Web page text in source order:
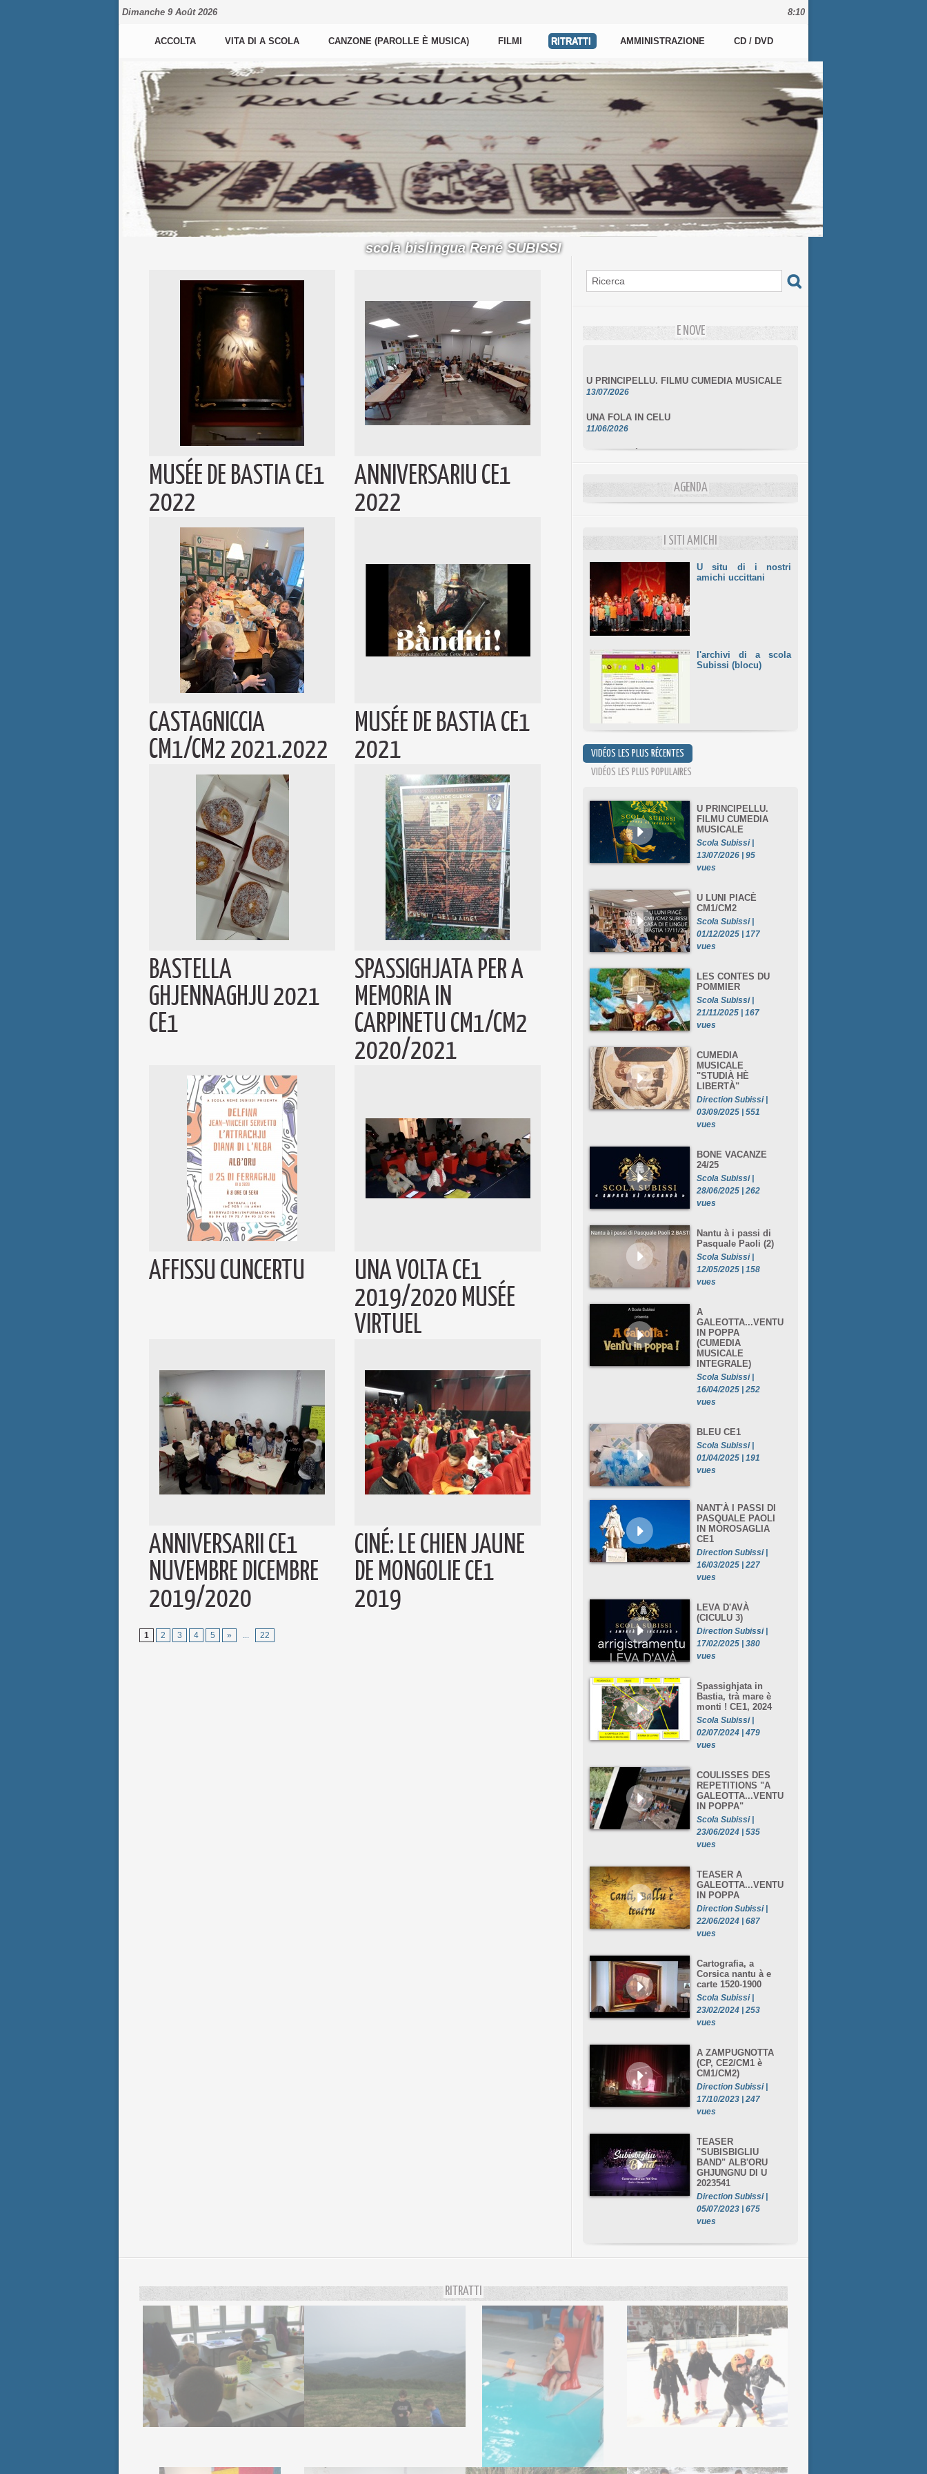
Dimanche 9 Août 2026 8:10
ACCOLTA VITA DI A SCOLA CANZONE (PAROLLE È MUSICA) FILMI RITRATTI AMMINISTRAZIONE CD / DVD
scola bislingua René SUBISSI
MUSÉE DE BASTIA CE1
2022
ANNIVERSARIU CE1
2022
CASTAGNICCIA
CM1/CM2 2021.2022
MUSÉE DE BASTIA CE1
2021
BASTELLA
GHJENNAGHJU 2021
CE1
SPASSIGHJATA PER A
MEMORIA IN
CARPINETU CM1/CM2
2020/2021
AFFISSU CUNCERTU
UNA VOLTA CE1
2019/2020 MUSÉE
VIRTUEL
ANNIVERSARII CE1
NUVEMBRE DICEMBRE
2019/2020
CINÉ: LE CHIEN JAUNE
DE MONGOLIE CE1
2019
1 2 3 4 5 » ... 22
E NOVE
10/06/2026
10/06/2026 AGENDA
I SITI AMICHI
U situ di i nostri
amichi uccittani
l'archivi di a scola
Subissi (blocu)
VIDÉOS LES PLUS RÉCENTES
VIDÉOS LES PLUS POPULAIRES
U PRINCIPELLU.
FILMU CUMEDIA
MUSICALE
Scola Subissi |
13/07/2026 | 95
vues
U LUNI PIACÈ
CM1/CM2
Scola Subissi |
01/12/2025 | 177
vues
LES CONTES DU
POMMIER
Scola Subissi |
21/11/2025 | 167
vues
CUMEDIA
MUSICALE
"STUDIÀ HÈ
LIBERTÀ"
Direction Subissi |
03/09/2025 | 551
vues
BONE VACANZE
24/25
Scola Subissi |
28/06/2025 | 262
vues
Nantu à i passi di
Pasquale Paoli (2)
Scola Subissi |
12/05/2025 | 158
vues
A
GALEOTTA...VENTU
IN POPPA
(CUMEDIA
MUSICALE
INTEGRALE)
Scola Subissi |
16/04/2025 | 252
vues
BLEU CE1
Scola Subissi |
01/04/2025 | 191
vues
NANT'À I PASSI DI
PASQUALE PAOLI
IN MOROSAGLIA
CE1
Direction Subissi |
16/03/2025 | 227
vues
LEVA D'AVÀ
(CICULU 3)
Direction Subissi |
17/02/2025 | 380
vues
Spassighjata in
Bastia, trà mare è
monti ! CE1, 2024
Scola Subissi |
02/07/2024 | 479
vues
COULISSES DES
REPETITIONS "A
GALEOTTA...VENTU
IN POPPA"
Scola Subissi |
23/06/2024 | 535
vues
TEASER A
GALEOTTA...VENTU
IN POPPA
Direction Subissi |
22/06/2024 | 687
vues
Cartografia, a
Corsica nantu à e
carte 1520-1900
Scola Subissi |
23/02/2024 | 253
vues
A ZAMPUGNOTTA
(CP, CE2/CM1 è
CM1/CM2)
Direction Subissi |
17/10/2023 | 247
vues
TEASER
"SUBISBIGLIU
BAND" ALB'ORU
GHJUNGNU DI U
2023541
Direction Subissi |
05/07/2023 | 675
vues
RITRATTI